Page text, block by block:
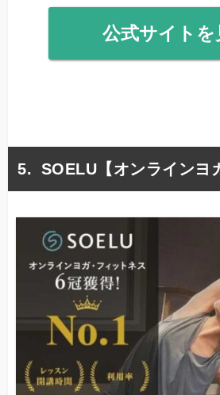
公式サイトを
SOELU【オンラインヨ